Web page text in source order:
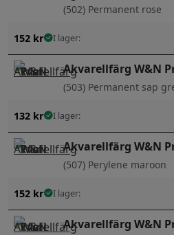
(502) Permanent rose
152 kr I lager:
Akvarellfärg W&N
(503) Permanent sap
132 kr I lager:
Akvarellfärg W&N
(507) Perylene maroon
152 kr I lager:
Akvarellfärg W&N